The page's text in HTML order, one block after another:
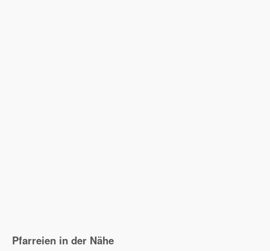
Pfarreien in der Nähe